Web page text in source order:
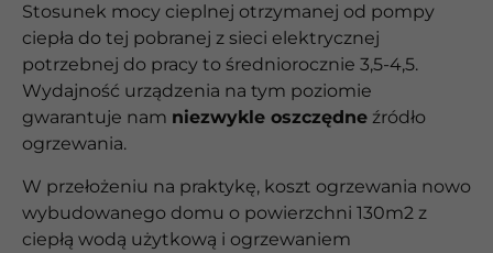
Stosunek mocy cieplnej otrzymanej od pompy
ciepła do tej pobranej z sieci elektrycznej
potrzebnej do pracy to średniorocznie 3,5-4,5.
Wydajność urządzenia na tym poziomie
gwarantuje nam niezwykle oszczędne źródło
ogrzewania.
W przełożeniu na praktykę, koszt ogrzewania nowo
wybudowanego domu o powierzchni 130m2 z
ciepłą wodą użytkową i ogrzewaniem